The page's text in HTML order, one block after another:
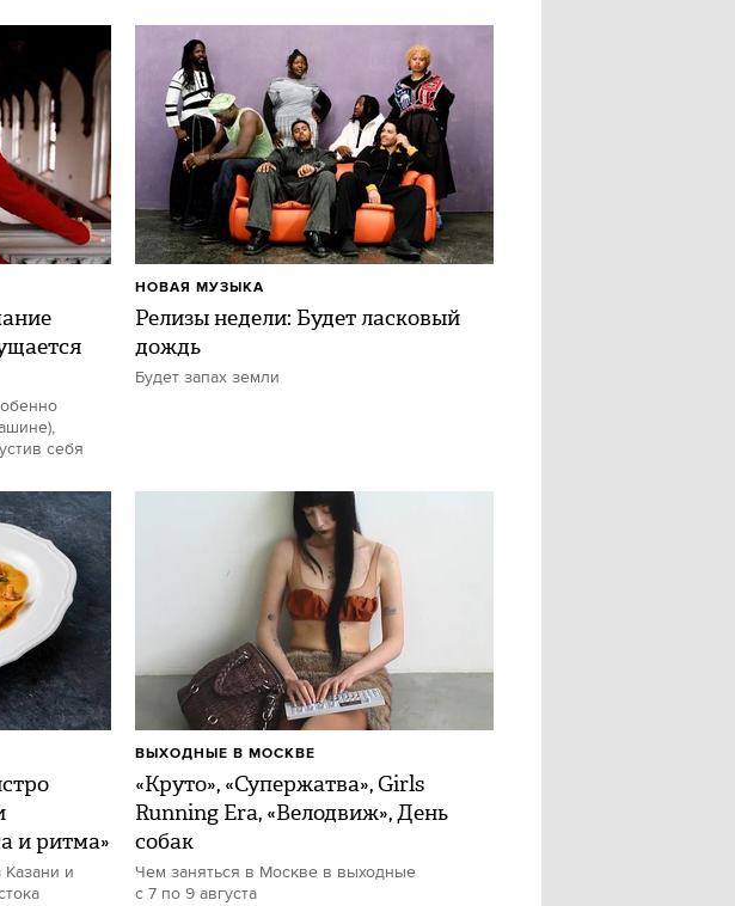
себя
Релизы недели: Будет ласковый
дождь
Будет запах земли
НОВАЯ МУЗЫКА
и ритма»
и
«Круто», «Супержатва», Girls
Running Era, «Велодвиж», День
собак
Чем заняться в Москве в выходные
с 7 по 9 августа
ВЫХОДНЫЕ В МОСКВЕ